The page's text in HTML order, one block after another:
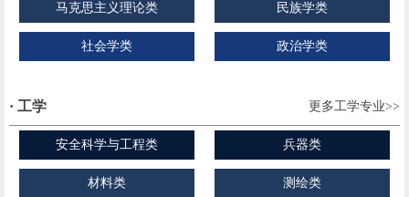
马克思主义理论类 民族学类
社会学类 政治学类
· 工学 更多工学专业>>
安全科学与工程类 兵器类
材料类 测绘类